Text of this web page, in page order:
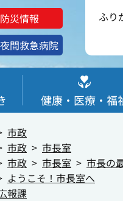
災情報
間救急病院
ふり
健康・医療・福
市政
市政
市長室
市政 市長室
市長の
ようこそ！市長室へ
報課